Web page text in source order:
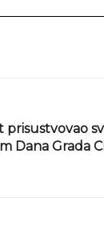
prisustvovao
Dana Grada